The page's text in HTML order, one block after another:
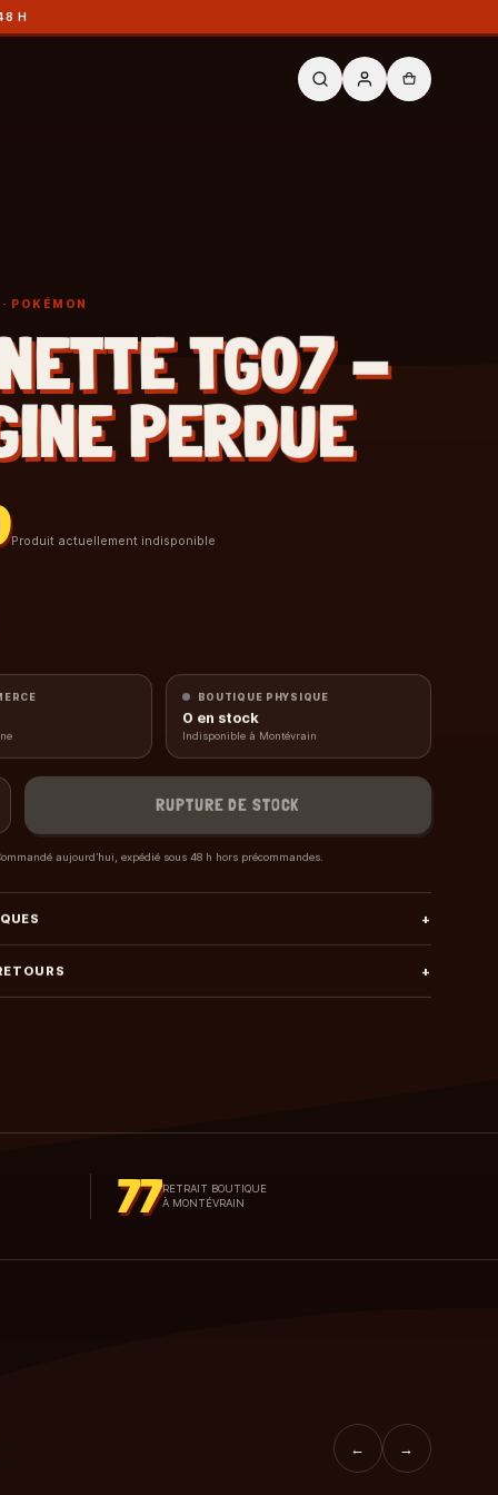
H
· POKÉMON
TG07 -
PERDUE
Produit actuellement indisponible
BOUTIQUE PHYSIQUE
0 en stock
Indisponible à Montévrain
RUPTURE DE STOCK
aujourd’hui, expédié sous 48 h hors précommandes.
+
+
77RETRAIT BOUTIQUE
À MONTÉVRAIN
← →